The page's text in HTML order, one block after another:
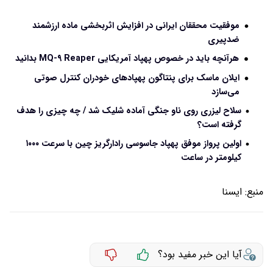
موفقیت محققان ایرانی در افزایش اثربخشی ماده ارزشمند
ضدپیری
هرآنچه باید در خصوص پهپاد آمریکایی MQ-۹ Reaper بدانید
ایلان ماسک برای پنتاگون پهپادهای خودران کنترل صوتی
می‌سازد
سلاح لیزری روی ناو جنگی آماده شلیک شد / چه چیزی را هدف
گرفته است؟
اولین پرواز موفق پهپاد جاسوسی رادارگریز چین با سرعت ۱۰۰۰
کیلومتر در ساعت
منبع: ايسنا
آیا این خبر مفید بود؟